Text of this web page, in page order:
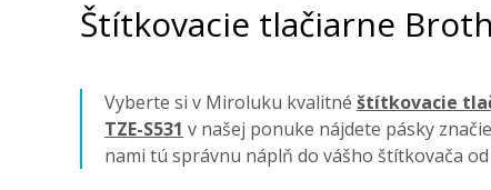
Štítkovacie tlačiarne
Vyberte si v Miroluku kvalitné štítkovacie
TZE-S531 v našej ponuke nájdete pásky
nami tú správnu náplň do vášho štítkovača od